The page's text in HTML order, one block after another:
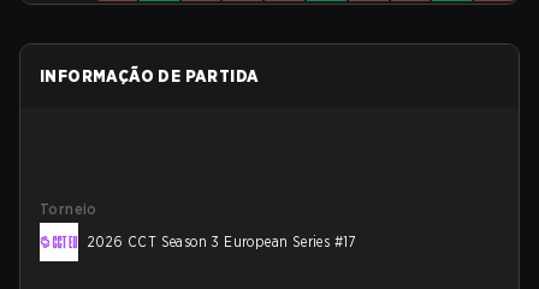
INFORMAÇÃO DE PARTIDA
Torneio
2026 CCT Season 3 European Series #17